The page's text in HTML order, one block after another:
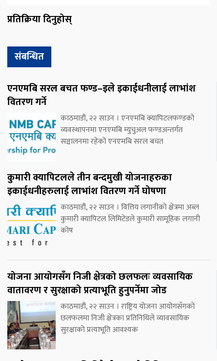
प्रतिक्रिया दिनुहोस्
संबन्धित
एनएमबि सरल बचत फण्ड–इले इकाईधनीलाई लाभांश
वितरण गर्ने
काठमाडौं, २२ साउन । एनएमबि क्यापिटलफण्डको
व्यवस्थापनमा एनएमबि म्युचुअल फण्डअन्तर्गत
सञ्चालनमा रहेको एनएमबि सरल बचत
कुमारी क्यापिटलले तीन बन्दमुखी योजनाहरुका
इकाईधनीहरुलाई लाभांश वितरण गर्ने घोषणा
काठमाडौं, २२ साउन । वित्तिय लगानीको क्षेत्रमा अब्ल
कुमारी क्यापिटल लिमिटेडले कुमारी सामूहिक लगानी
कोष
योजना आयोगसँग निजी क्षेत्रको छलफलः व्यवसायिक
वातावरण र सुरक्षाको प्रत्याभूति हुनुपर्नेमा जोड
काठमाडौं, २२ साउन । राष्ट्रिय योजना आयोगसँगको
छलफलमा निजी क्षेत्रका प्रतिनिधिले व्यावसायिक
सुरक्षाको प्रत्याभूति आवश्यक